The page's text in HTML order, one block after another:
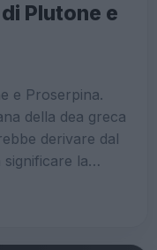
Plutone e
e Proserpina.
della dea greca
derivare dal
significare la…